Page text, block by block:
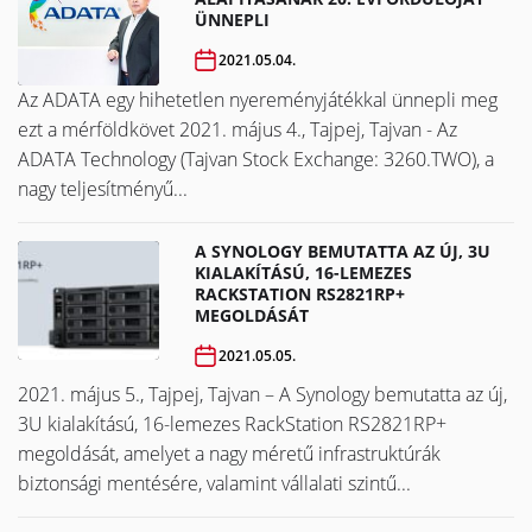
ÜNNEPLI
2021.05.04.
Az ADATA egy hihetetlen nyereményjátékkal ünnepli meg
ezt a mérföldkövet ​​​​​​​2021. május 4., Tajpej, Tajvan - Az
ADATA Technology (Tajvan Stock Exchange: 3260.TWO), a
nagy teljesítményű...
A SYNOLOGY BEMUTATTA AZ ÚJ, 3U
KIALAKÍTÁSÚ, 16-LEMEZES
RACKSTATION RS2821RP+
MEGOLDÁSÁT
2021.05.05.
2021. május 5., Tajpej, Tajvan – A Synology bemutatta az új,
3U kialakítású, 16-lemezes RackStation RS2821RP+
megoldását, amelyet a nagy méretű infrastruktúrák
biztonsági mentésére, valamint vállalati szintű...